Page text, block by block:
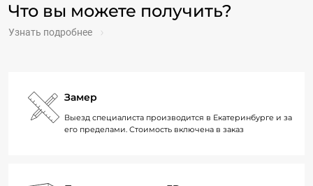
Что вы можете получить?
Узнать подробнее
Замер
Выезд специалиста производится в Екатеринбурге и за
его пределами. Стоимость включена в заказ